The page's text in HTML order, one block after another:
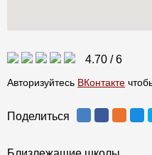
4.70 /6
Авторизуйтесь ВКонтакте
Поделиться